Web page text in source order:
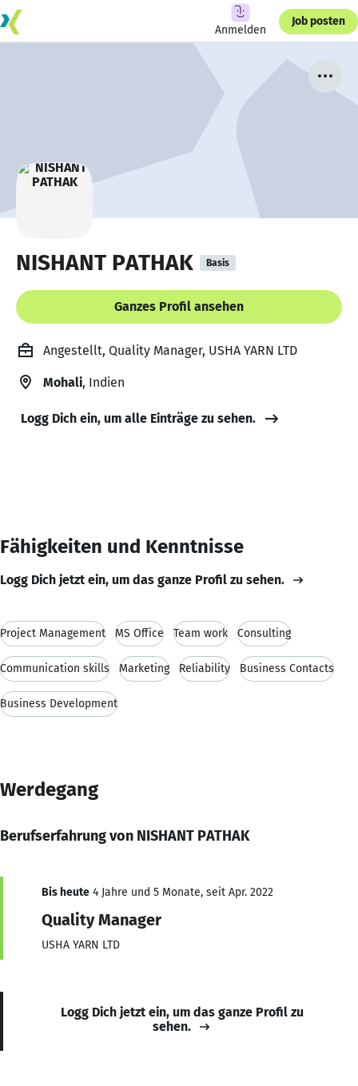
Anmelden
Job posten
NISHANT PATHAK Basis
Ganzes Profil ansehen
Angestellt, Quality Manager, USHA YARN LTD
Mohali, Indien
Logg Dich ein, um alle Einträge zu sehen.
Fähigkeiten und Kenntnisse
Logg Dich jetzt ein, um das ganze Profil zu sehen.
Project Management MS Office Team work Consulting
Communication skills Marketing Reliability Business Contacts
Business Development
Werdegang
Berufserfahrung von NISHANT PATHAK
Bis heute 4 Jahre und 5 Monate, seit Apr. 2022
Quality Manager
USHA YARN LTD
Logg Dich jetzt ein, um das ganze Profil zu
sehen.